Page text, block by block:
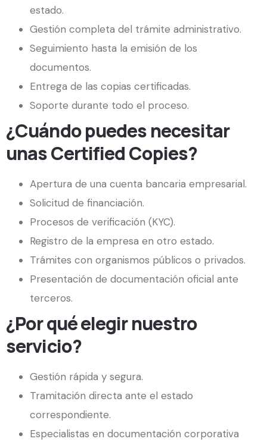
estado.
Gestión completa del trámite administrativo.
Seguimiento hasta la emisión de los
documentos.
Entrega de las copias certificadas.
Soporte durante todo el proceso.
¿Cuándo puedes necesitar
unas Certified Copies?
Apertura de una cuenta bancaria empresarial.
Solicitud de financiación.
Procesos de verificación (KYC).
Registro de la empresa en otro estado.
Trámites con organismos públicos o privados.
Presentación de documentación oficial ante
terceros.
¿Por qué elegir nuestro
servicio?
Gestión rápida y segura.
Tramitación directa ante el estado
correspondiente.
Especialistas en documentación corporativa